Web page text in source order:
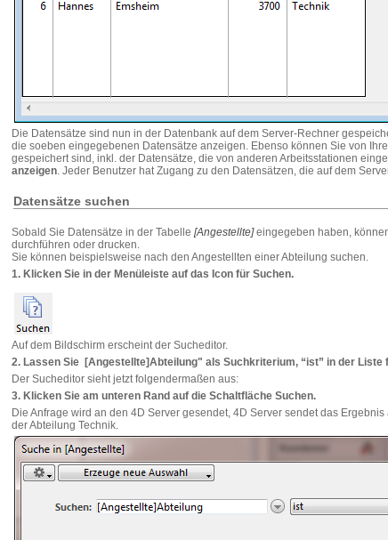
Die Datensätze sind nun in der Datenbank auf dem Server-Rechner
die soeben eingegebenen Datensätze anzeigen. Ebenso können Sie von
gespeichert sind, inkl. der Datensätze, die von anderen Arbeitsstationen
anzeigen . Jeder Benutzer hat Zugang zu den Datensätzen, die auf dem
Datensätze suchen
Sobald Sie Datensätze in der Tabelle [Angestellte]eingegeben haben,
durchführen oder drucken.
Sie können beispielsweise nach den Angestellten einer Abteilung suchen.
1. Klicken Sie in der Menüleiste auf das Icon für Suchen.
Auf dem Bildschirm erscheint der Sucheditor.
2. Lassen Sie [Angestellte]Abteilung" als Suchkriterium, “ist” in der
Der Sucheditor sieht jetzt folgendermaßen aus:
3. Klicken Sie am unteren Rand auf die Schaltfläche Suchen.
Die Anfrage wird an den 4D Server gesendet, 4D Server sendet das
der Abteilung Technik.